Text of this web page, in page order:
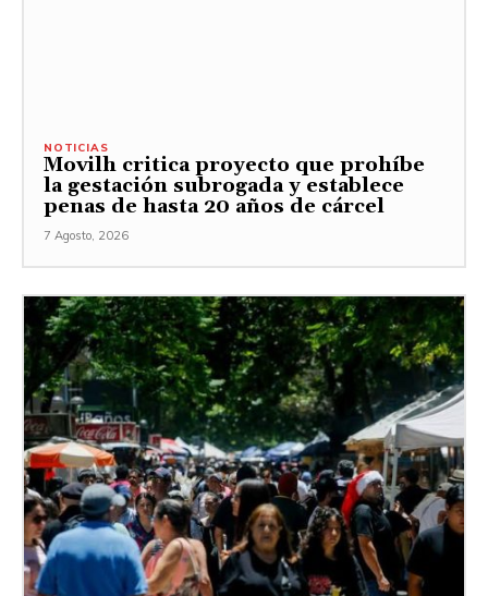
NOTICIAS
Movilh critica proyecto que prohíbe
la gestación subrogada y establece
penas de hasta 20 años de cárcel
7 Agosto, 2026